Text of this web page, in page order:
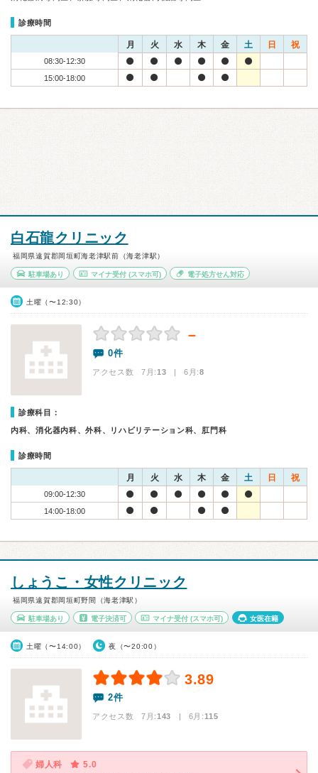
診療時間
月 火 水 木 金 土 日 祝
08:30-12:30
15:00-18:00
白石龍クリニック
福岡県遠賀郡岡垣町海老津駅前（海老津駅）
駐車場あり マイナ受付(スマホ可) 電子処方せん対応
土曜（〜12:30）
－
0件
アクセス数 7月:13 | 6月:8
診療科目：
内科、消化器内科、外科、リハビリテーション科、肛門科
診療時間
月 火 水 木 金 土 日 祝
09:00-12:30
14:00-18:00
しょうこ・女性クリニック
福岡県遠賀郡岡垣町野間（海老津駅）
駐車場あり 電子決済可 マイナ受付 (スマホ可) 女医在籍
土曜（〜14:00） 夜（〜20:00）
3.89
2件
アクセス数 7月:143 | 6月:115
婦人科
5.0